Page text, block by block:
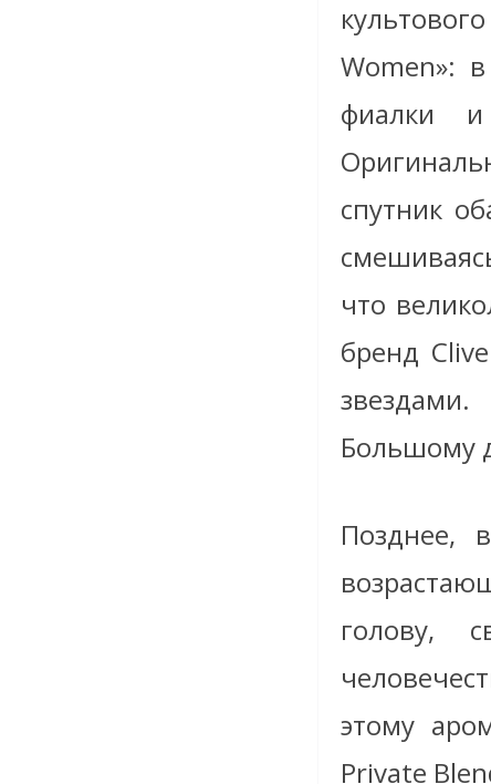
Women»:
фиалки и
спутник
что
бренд
Большому
Позднее,
голову,
этому
Private